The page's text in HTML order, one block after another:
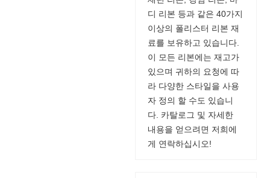
디 리본 등과 같은 40가지
이상의 폴리스터 리본 재
료를 보유하고 있습니다.
이 모든 리본에는 재고가
있으며 귀하의 요청에 따
라 다양한 스타일을 사용
자 정의 할 수도 있습니
다. 카탈로그 및 자세한
내용을 얻으려면 저희에
게 연락하십시오!